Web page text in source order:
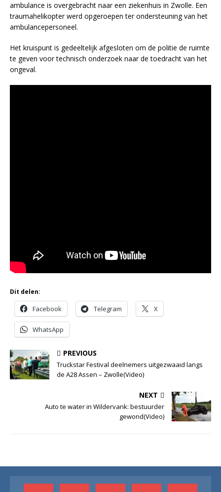
ambulance is overgebracht naar een ziekenhuis in Zwolle. Een
traumahelikopter werd opgeroepen ter ondersteuning van het
ambulancepersoneel.
Het kruispunt is gedeeltelijk afgesloten om de politie de ruimte
te geven voor technisch onderzoek naar de toedracht van het
ongeval.
Dit delen:
Facebook Telegram X
WhatsApp
PREVIOUS
Truckstar Festival deelnemers uitgezwaaid langs
de A28 Assen – Zwolle(Video)
NEXT
Auto te water in Wildervank: bestuurder
gewond(Video)